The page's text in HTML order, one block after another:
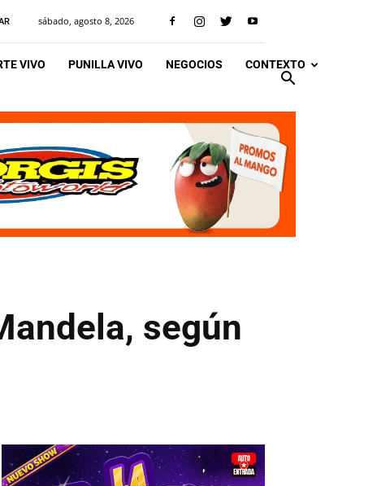
sábado, agosto 8, 2026
VIVO PUNILLA VIVO NEGOCIOS CONTEXTO
según